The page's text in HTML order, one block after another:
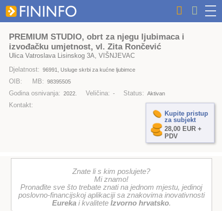
PREMIUM STUDIO, obrt za njegu ljubimaca i
izvođačku umjetnost, vl. Zita Rončević
Ulica Vatroslava Lisinskog 3A, VIŠNJEVAC
Djelatnost: 96991, Usluge skrbi za kućne ljubimce
OIB: MB: 98395505
Godina osnivanja: 2022. Veličina: - Status: Aktivan
Kontakt:
Kupite pristup
za subjekt
28,00 EUR +
PDV
Znate li s kim poslujete?
Mi znamo!
Pronađite sve što trebate znati na jednom mjestu, jedinoj
poslovno-financijskoj aplikaciji sa znakovima inovativnosti
Eurekai kvalitete Izvorno hrvatsko.